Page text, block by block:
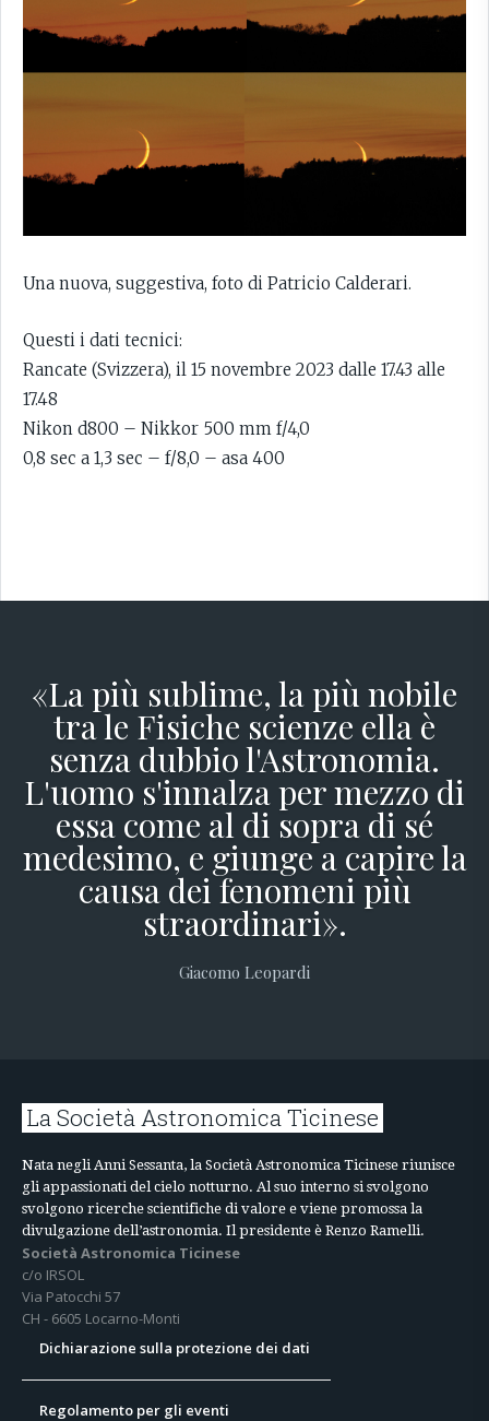
Una nuova, suggestiva, foto di Patricio Calderari.
Questi i dati tecnici:
Rancate (Svizzera), il 15 novembre 2023 dalle 17.43 alle
17.48
Nikon d800 – Nikkor 500 mm f/4,0
0,8 sec a 1,3 sec – f/8,0 – asa 400
«La più sublime, la più nobile
tra le Fisiche scienze ella è
senza dubbio l'Astronomia.
L'uomo s'innalza per mezzo di
essa come al di sopra di sé
medesimo, e giunge a capire la
causa dei fenomeni più
straordinari».
Giacomo Leopardi
La Società Astronomica Ticinese
Nata negli Anni Sessanta, la Società Astronomica Ticinese riunisce
gli appassionati del cielo notturno. Al suo interno si svolgono
svolgono ricerche scientifiche di valore e viene promossa la
divulgazione dell’astronomia. Il presidente è Renzo Ramelli.
Società Astronomica Ticinese
c/o IRSOL
Via Patocchi 57
CH - 6605 Locarno-Monti
Dichiarazione sulla protezione dei dati
Regolamento per gli eventi